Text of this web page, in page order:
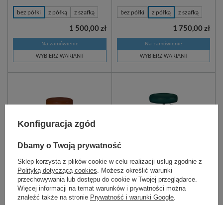
bez półki z półką z szafką
Na zamówienie
WYBIERZ WARIANT
1 500,00 zł
bez półki z półką z szafką
Na zamówienie
WYBIERZ WARIANT
1 750,00 zł
Taboret lekarski LEKO
Wygodny taboret medyczny z
miękkim, okrągłym siedziskiem i
regulacją wysokości. Stabilna
Taboret lekarski LEKO-1
Wygodny taboret medyczny z
miękkim siedziskiem i regulacją
wysokości. Chromowany
Konfiguracja zgód
Dbamy o Twoją prywatność
Sklep korzysta z plików cookie w celu realizacji usług zgodnie z
Polityką dotyczącą cookies . Możesz określić warunki
przechowywania lub dostępu do cookie w Twojej przeglądarce.
Więcej informacji na temat warunków i prywatności można
znaleźć także na stronie Prywatność i warunki Google